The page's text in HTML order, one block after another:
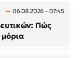
06.08.2026 - 07:45
Πώς
μόρια